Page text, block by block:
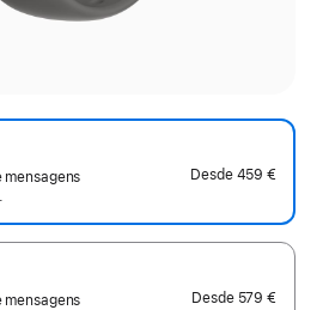
mensagens
Desde 459 €
mensagens
Desde 579 €